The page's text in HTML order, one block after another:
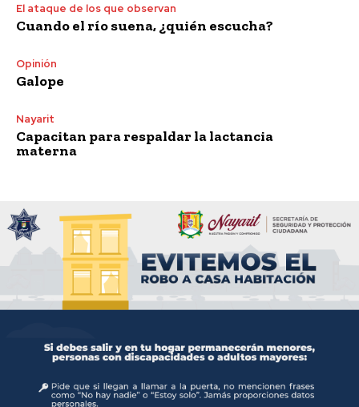
El ataque de los que observan
Cuando el río suena, ¿quién escucha?
Opinión
Galope
Nayarit
Capacitan para respaldar la lactancia
materna